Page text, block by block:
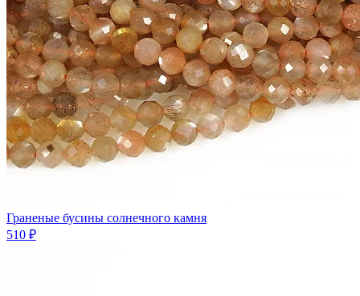
Граненые бусины солнечного камня
510 ₽